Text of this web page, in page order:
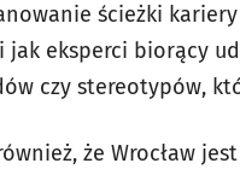
ścieżki
eksperci biorący
czy stereotypów,
że Wrocław